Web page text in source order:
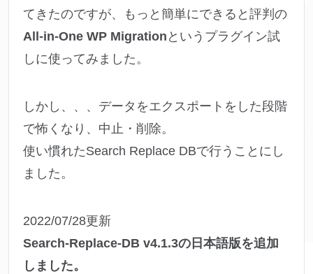
てきたのですが、もっと簡単にできると評判の
All-in-One WP Migration というプラグイン試
しに使ってみました。
しかし、、、データをエクスポートをした段階
で怖くなり、中止・削除。
使い慣れたSearch Replace DBで行うことにし
ました。
2022/07/28更新
Search-Replace-DB v4.1.3の日本語版を追加
しました。